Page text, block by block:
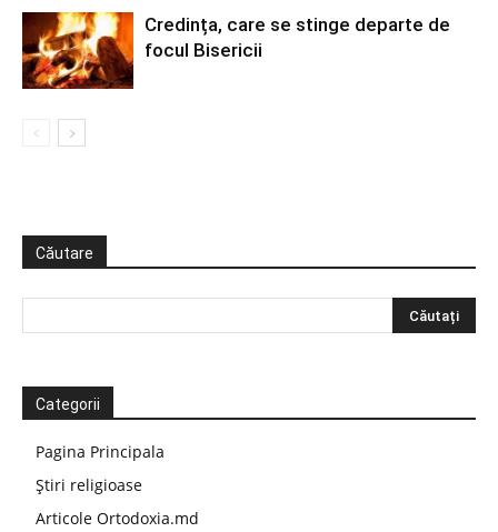
Credința, care se stinge departe de
focul Bisericii
Căutare
Categorii
Pagina Principala
Știri religioase
Articole Ortodoxia.md